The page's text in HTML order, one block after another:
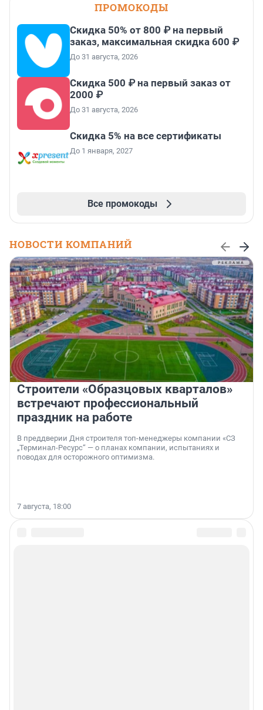
ПРОМОКОДЫ
Скидка 50% от 800 ₽ на первый
заказ, максимальная скидка 600 ₽
До 31 августа, 2026
Скидка 500 ₽ на первый заказ от
2000 ₽
До 31 августа, 2026
Скидка 5% на все сертификаты
До 1 января, 2027
Все промокоды
НОВОСТИ КОМПАНИЙ
Строители «Образцовых кварталов»
встречают профессиональный
праздник на работе
В преддверии Дня строителя топ-менеджеры компании «СЗ
„Терминал-Ресурс“ — о планах компании, испытаниях и
поводах для осторожного оптимизма.
7 августа, 18:00